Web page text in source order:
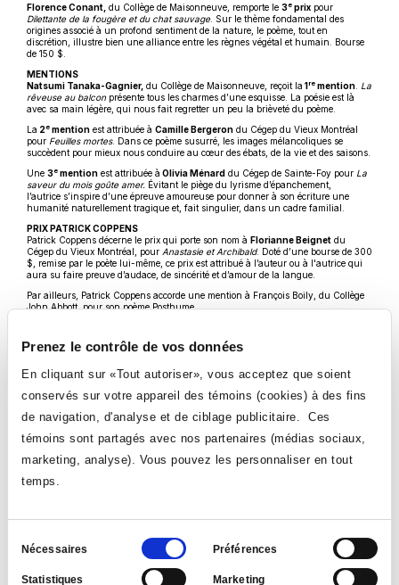
Prenez le contrôle de vos données
En cliquant sur «Tout autoriser», vous acceptez que soient
conservés sur votre appareil des témoins (cookies) à des fins
de navigation, d'analyse et de ciblage publicitaire. Ces
témoins sont partagés avec nos partenaires (médias sociaux,
marketing, analyse). Vous pouvez les personnaliser en tout
temps.
Sélection
Nécessaires Préférences
Statistiques Marketing
Florence Conant, du Collège de Maisonneuve, remporte le 3e prix pour
Dilettante de la fougère et du chat sauvage. Sur le thème fondamental des
origines associé à un profond sentiment de la nature, le poème, tout en
discrétion, illustre bien une alliance entre les règnes végétal et humain. Bourse
de 150 $.
MENTIONS
Natsumi Tanaka-Gagnier, du Collège de Maisonneuve, reçoit la 1 re mention La
rêveuse au balcon présente tous les charmes d’une esquisse. La poésie est là
avec sa main légère, qui nous fait regretter un peu la brièveté du poème.
La 2e mention est attribuée à Camille Bergeron du Cégep du Vieux Montréal
pour Feuilles mortes. Dans ce poème susurré, les images mélancoliques se
succèdent pour mieux nous conduire au cœur des ébats, de la vie et des saisons.
Une 3e mention est attribuée à Olivia Ménard du Cégep de Sainte-Foy pour La
saveur du mois goûte amer. Évitant le piège du lyrisme d’épanchement,
l’autrice s’inspire d’une épreuve amoureuse pour donner à son écriture une
humanité naturellement tragique et, fait singulier, dans un cadre familial.
PRIX PATRICK COPPENS
Patrick Coppens décerne le prix qui porte son nom à Florianne Beignet du
Cégep du Vieux Montréal, pour Anastasie et Archibald. Doté d’une bourse de 300
$, remise par le poète lui-même, ce prix est attribué à l’auteur ou à l'autrice qui
aura su faire preuve d’audace, de sincérité et d’amour de la langue.
Par ailleurs, Patrick Coppens accorde une mention à François Boily, du Collège
John Abbott, pour son poème Posthume.
>> Les prix seront officiellement remis lors du lancement du recueil de poésie,
LE RECUEIL INTERCOLLÉGIAL DE POÉSIE
POUR L’INSTANT
Depuis 1993, le Collège Ahuntsic édite le recueil intercollégial de poésie Pour
l’instant. Ce recueil permet de témoigner du talent littéraire des étudiant.e.s du
Graphisme, d’Infographie en prémédia et de Techniques de l’impression du
Collège Ahuntsic.
Pour l’instant ne pourrait voir le jour sans ces précieux collaborateurs : les
responsables socioculturels des cégeps participants, le RIASQ, les départements